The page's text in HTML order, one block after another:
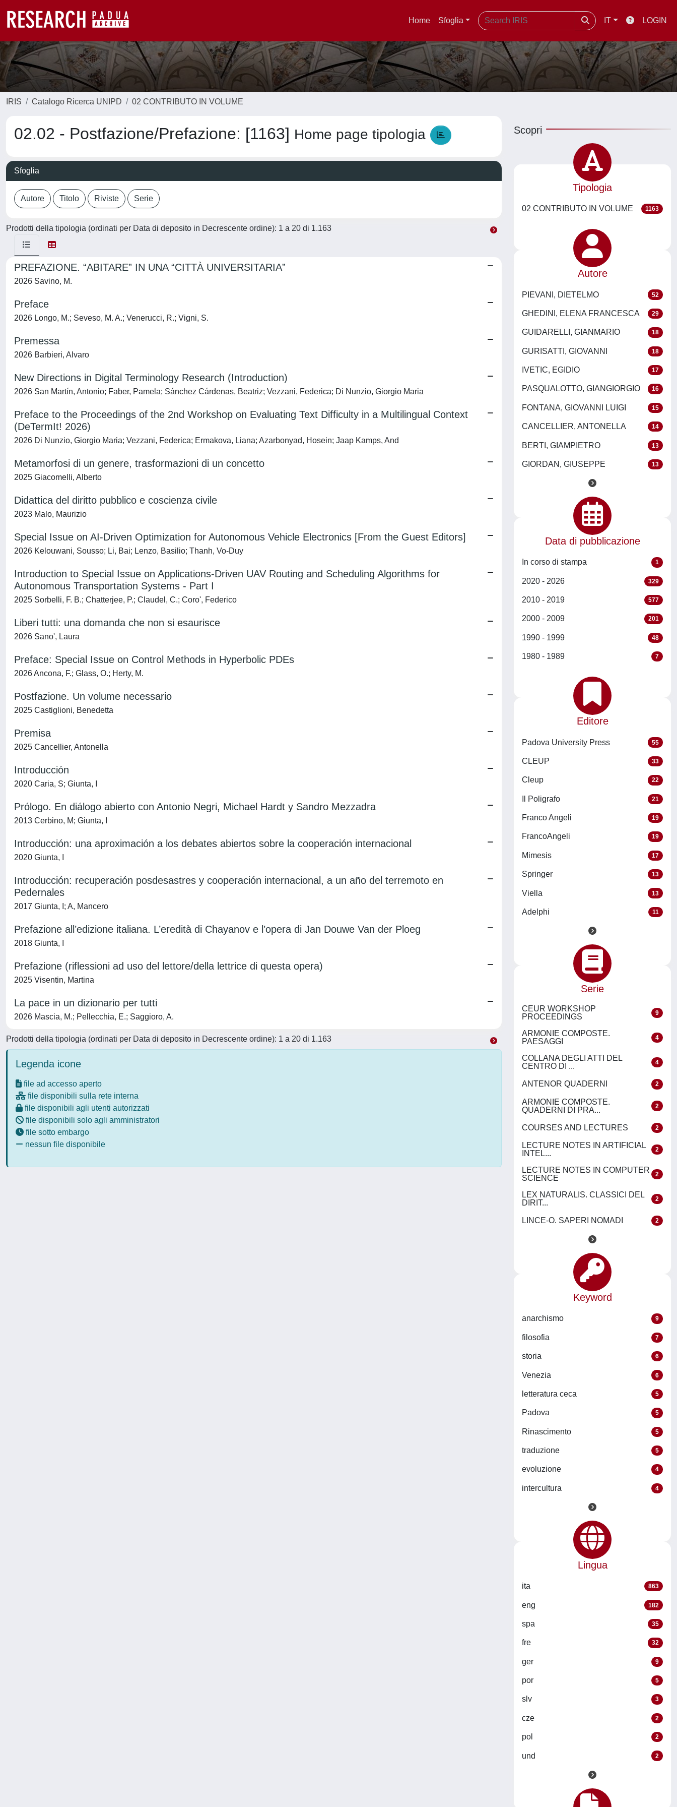
Home Sfoglia IT LOGIN
IRIS Catalogo Ricerca UNIPD 02 CONTRIBUTO IN VOLUME
02.02 - Postfazione/Prefazione: [1163] Home page tipologia
Sfoglia
Prodotti della tipologia (ordinati per Data di deposito in Decrescente ordine): 1 a 20 di 1.163
PREFAZIONE. “ABITARE” IN UNA “CITTÀ UNIVERSITARIA”
2026 Savino, M.
Preface
2026 Longo, M.; Seveso, M. A.; Venerucci, R.; Vigni, S.
Premessa
2026 Barbieri, Alvaro
New Directions in Digital Terminology Research (Introduction)
2026 San Martín, Antonio; Faber, Pamela; Sánchez Cárdenas, Beatriz; Vezzani, Federica; Di Nunzio, Giorgio Maria
Preface to the Proceedings of the 2nd Workshop on Evaluating Text Difficulty in a Multilingual Context
(DeTermIt! 2026)
2026 Di Nunzio, Giorgio Maria; Vezzani, Federica; Ermakova, Liana; Azarbonyad, Hosein; Jaap Kamps, And
Metamorfosi di un genere, trasformazioni di un concetto
2025 Giacomelli, Alberto
Didattica del diritto pubblico e coscienza civile
2023 Malo, Maurizio
Special Issue on AI-Driven Optimization for Autonomous Vehicle Electronics [From the Guest Editors]
2026 Kelouwani, Sousso; Li, Bai; Lenzo, Basilio; Thanh, Vo-Duy
Introduction to Special Issue on Applications-Driven UAV Routing and Scheduling Algorithms for
Autonomous Transportation Systems - Part I
2025 Sorbelli, F. B.; Chatterjee, P.; Claudel, C.; Coro', Federico
Liberi tutti: una domanda che non si esaurisce
2026 Sano', Laura
Preface: Special Issue on Control Methods in Hyperbolic PDEs
2026 Ancona, F.; Glass, O.; Herty, M.
Postfazione. Un volume necessario
2025 Castiglioni, Benedetta
Premisa
2025 Cancellier, Antonella
Introducción
2020 Caria, S; Giunta, I
Prólogo. En diálogo abierto con Antonio Negri, Michael Hardt y Sandro Mezzadra
2013 Cerbino, M; Giunta, I
Introducción: una aproximación a los debates abiertos sobre la cooperación internacional
2020 Giunta, I
Introducción: recuperación posdesastres y cooperación internacional, a un año del terremoto en
Pedernales
2017 Giunta, I; A, Mancero
Prefazione all’edizione italiana. L’eredità di Chayanov e l’opera di Jan Douwe Van der Ploeg
2018 Giunta, I
Prefazione (riflessioni ad uso del lettore/della lettrice di questa opera)
2025 Visentin, Martina
La pace in un dizionario per tutti
2026 Mascia, M.; Pellecchia, E.; Saggioro, A.
Prodotti della tipologia (ordinati per Data di deposito in Decrescente ordine): 1 a 20 di 1.163
Legenda icone
file ad accesso aperto
file disponibili sulla rete interna
file disponibili agli utenti autorizzati
file disponibili solo agli amministratori
file sotto embargo
nessun file disponibile
Scopri
Tipologia
02 CONTRIBUTO IN VOLUME 1163
Autore
PIEVANI, DIETELMO 52
GHEDINI, ELENA FRANCESCA 29
GUIDARELLI, GIANMARIO 18
GURISATTI, GIOVANNI 18
IVETIC, EGIDIO 17
PASQUALOTTO, GIANGIORGIO 16
FONTANA, GIOVANNI LUIGI 15
CANCELLIER, ANTONELLA 14
BERTI, GIAMPIETRO 13
GIORDAN, GIUSEPPE 13
Data di pubblicazione
In corso di stampa 1
2020 - 2026 329
2010 - 2019 577
2000 - 2009 201
1990 - 1999 48
1980 - 1989 7
Editore
Padova University Press 55
CLEUP 33
Cleup 22
Il Poligrafo 21
Franco Angeli 19
FrancoAngeli 19
Mimesis 17
Springer 13
Viella 13
Adelphi 11
Serie
CEUR WORKSHOP
PROCEEDINGS
9
ARMONIE COMPOSTE.
PAESAGGI
4
COLLANA DEGLI ATTI DEL
CENTRO DI ...
4
ANTENOR QUADERNI 2
ARMONIE COMPOSTE.
QUADERNI DI PRA...
2
COURSES AND LECTURES 2
LECTURE NOTES IN ARTIFICIAL
INTEL...
2
LECTURE NOTES IN COMPUTER
SCIENCE
2
LEX NATURALIS. CLASSICI DEL
DIRIT...
2
LINCE-O. SAPERI NOMADI 2
Keyword
anarchismo 9
filosofia 7
storia 6
Venezia 6
letteratura ceca 5
Padova 5
Rinascimento 5
traduzione 5
evoluzione 4
intercultura 4
Lingua
ita 863
eng 182
spa 35
fre 32
ger 9
por 5
slv 3
cze 2
pol 2
und 2